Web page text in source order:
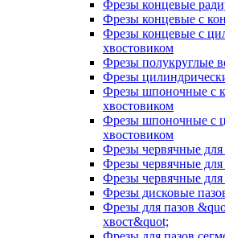
Фрезы концевые
Фрезы концевые с
Фрезы концевые с
хвостовиком
Фрезы полукруглые
Фрезы
Фрезы шпоночные с
хвостовиком
Фрезы шпоночные с
хвостовиком
Фрезы червячные для
Фрезы червячные для
Фрезы червячные
Фрезы дисковые
Фрезы для пазов
хвост&quot;